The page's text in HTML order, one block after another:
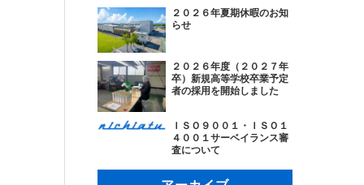
２０２６年夏期休暇のお知
らせ
２０２６年度（２０２７年
卒）新規高等学校卒業予定
者の採用を開始しました
ＩＳＯ９００１・ＩＳＯ１
４００１サーベイランス審
査について